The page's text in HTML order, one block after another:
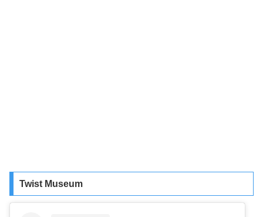
Twist Museum